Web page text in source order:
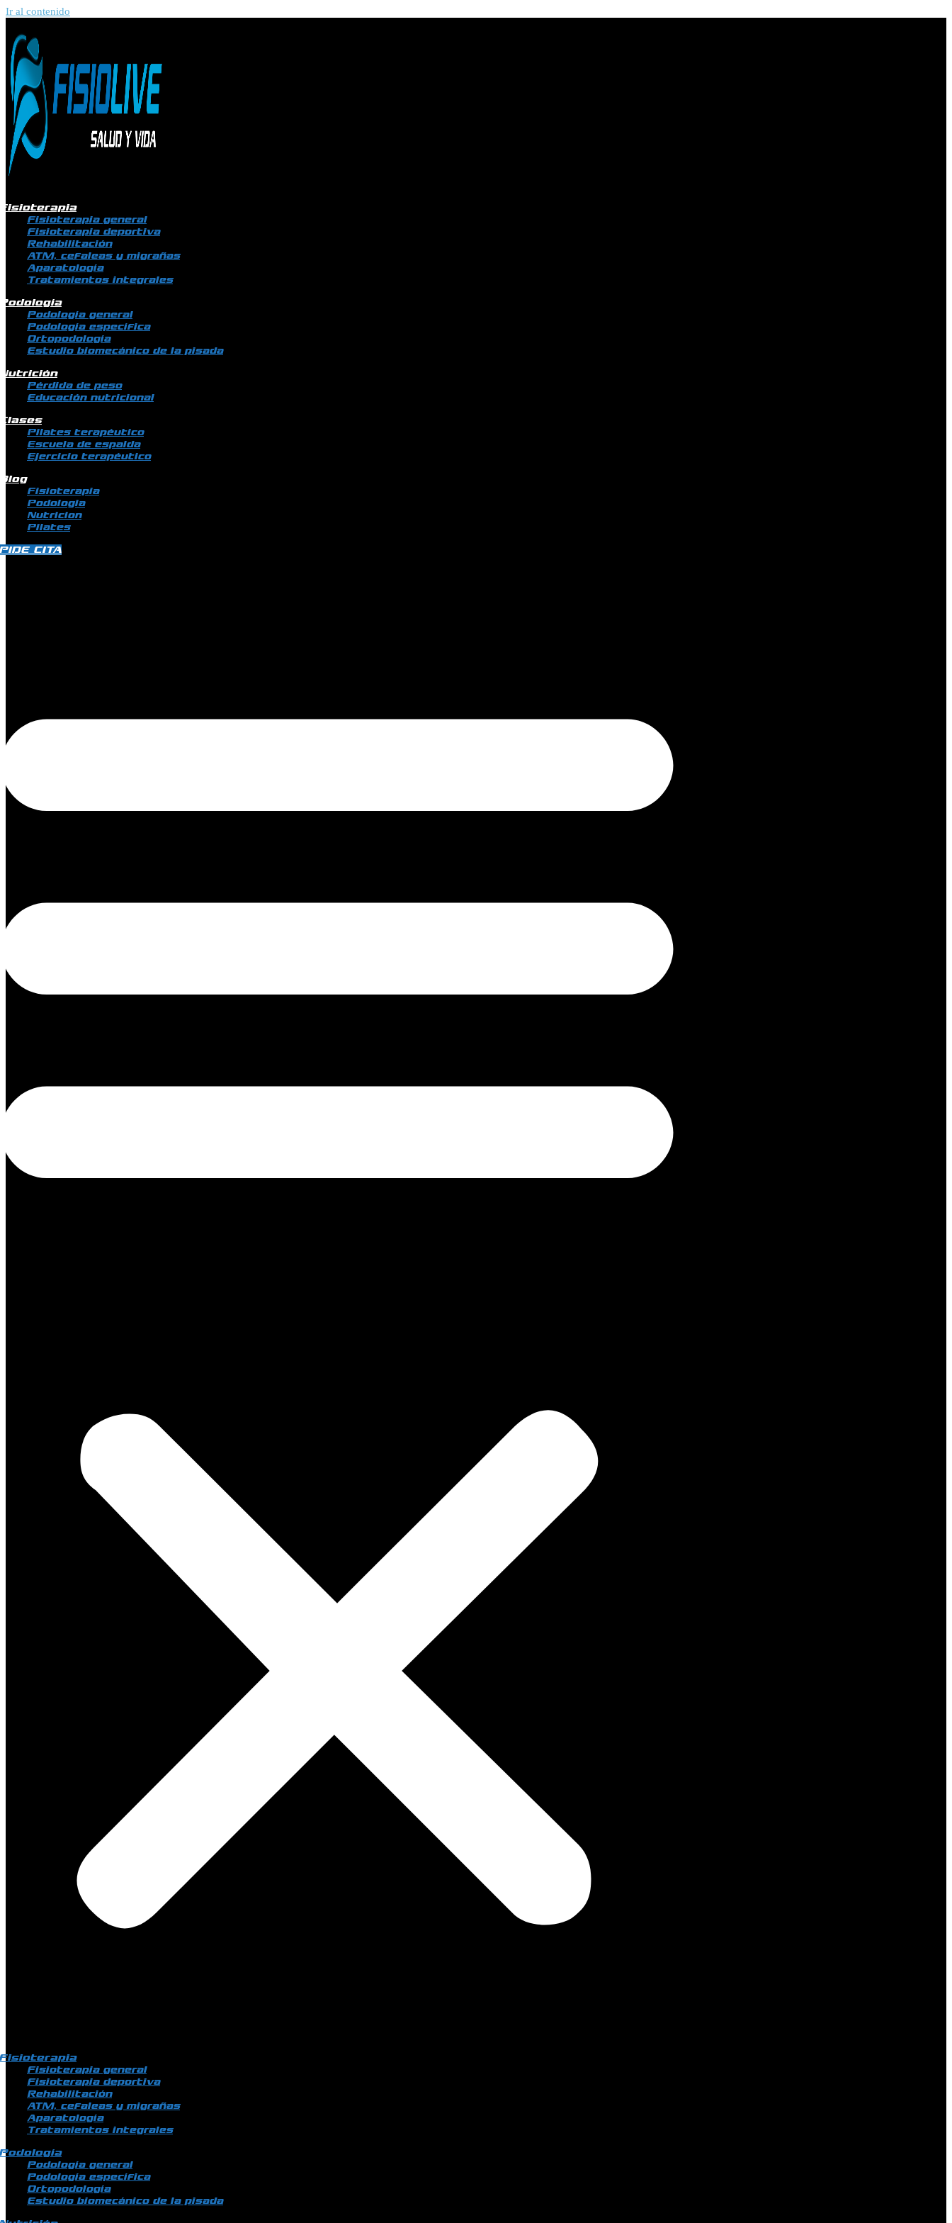
Ir al contenido
Fisioterapia general
Fisioterapia deportiva
Rehabilitación
ATM, cefaleas y migrañas
Aparatología
Tratamientos integrales
Podología general
Podología específica
Ortopodología
Estudio biomecánico de la pisada
Pérdida de peso
Educación nutricional
Pilates terapéutico
Escuela de espalda
Ejercicio terapéutico
Fisioterapia
Podologia
Nutricion
Pilates
CITA
Fisioterapia general
Fisioterapia deportiva
Rehabilitación
ATM, cefaleas y migrañas
Aparatología
Tratamientos integrales
Podología general
Podología específica
Ortopodología
Estudio biomecánico de la pisada